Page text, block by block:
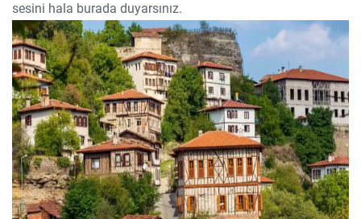
sesini hala burada duyarsınız.